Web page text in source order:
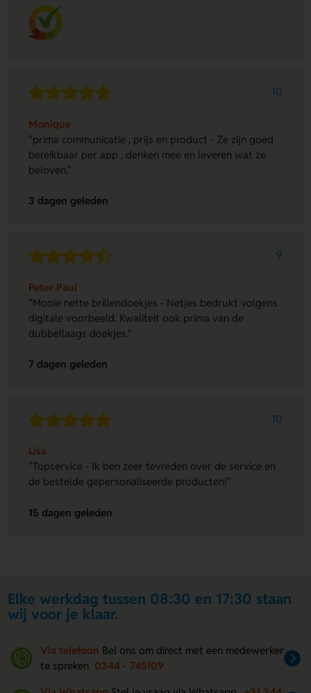
10
Monique
"prima communicatie , prijs en product - Ze zijn goed
bereikbaar per app , denken mee en leveren wat ze
beloven."
3 dagen geleden
9
Peter Paul
"Mooie nette brillendoekjes - Netjes bedrukt volgens
digitale voorbeeld. Kwaliteit ook prima van de
dubbellaags doekjes."
7 dagen geleden
10
Lisa
"Topservice - Ik ben zeer tevreden over de service en
de bestelde gepersonaliseerde producten!"
15 dagen geleden
Elke werkdag tussen 08:30 en 17:30 staan
wij voor je klaar.
Via telefoon Bel ons om direct met een medewerker
te spreken 0344 - 745109